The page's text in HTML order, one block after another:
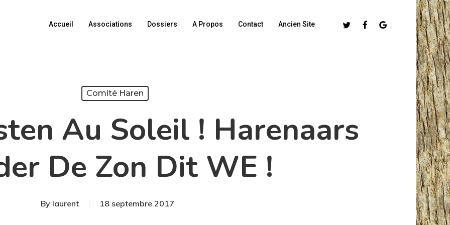
Accueil Associations Dossiers A Propos Contact Ancien Site Twitter FacebookGoogle-
Comité Haren
Au Soleil ! Harenaars
De Zon Dit WE !
By laurent 18 septembre 2017